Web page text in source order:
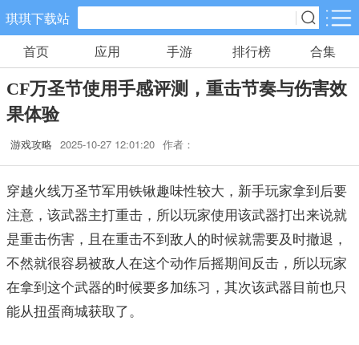
琪琪下载站
手游分类 应用分类
卡牌回合
461款手游
休闲益智
角色扮演
棋牌游戏
0款手游
飞行射击
27款手游
动作格斗
25款手游
策略塔防
52款手游
体育竞速
冒险解谜
模拟经营
22款手游
音乐舞蹈
儿童教育
首页 应用 手游 排行榜 合集
CF万圣节使用手感评测，重击节奏与伤害效
果体验
游戏攻略 2025-10-27 12:01:20 作者：
穿越火线万圣节军用铁锹趣味性较大，新手玩家拿到后要
注意，该武器主打重击，所以玩家使用该武器打出来说就
是重击伤害，且在重击不到敌人的时候就需要及时撤退，
不然就很容易被敌人在这个动作后摇期间反击，所以玩家
在拿到这个武器的时候要多加练习，其次该武器目前也只
能从扭蛋商城获取了。